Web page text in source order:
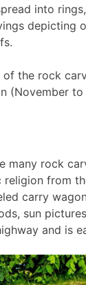
into
depicting
the rock
(November to
many rock
from
carry
sun
and is